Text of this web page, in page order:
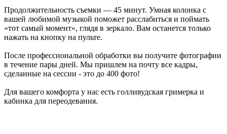
Продолжительность съемки — 45 минут. Умная колонка с
вашей любимой музыкой поможет расслабиться и поймать
«тот самый момент», глядя в зеркало. Вам останется только
нажать на кнопку на пульте.
После профессиональной обработки вы получите фотографии
в течение пары дней. Мы пришлем на почту все кадры,
сделанные на сессии - это до 400 фото!
Для вашего комфорта у нас есть голливудская гримерка и
кабинка для переодевания.